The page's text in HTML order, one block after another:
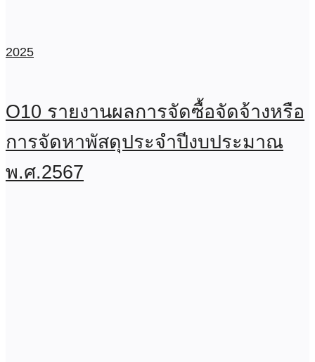
2025
O10 รายงานผลการจัดซื้อจัดจ้างหรือ
การจัดหาพัสดุประจำปีงบประมาณ
พ.ศ.2567